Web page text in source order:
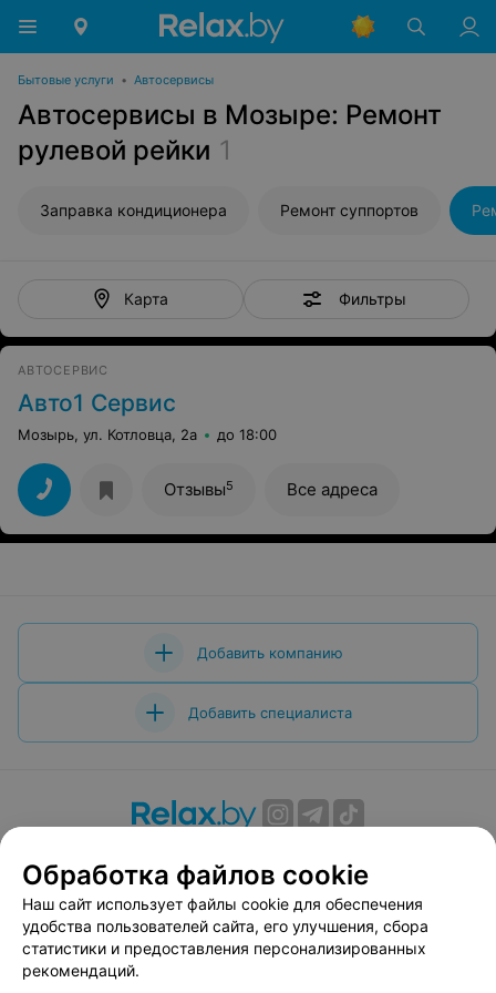
Бытовые услуги • Автосервисы
Автосервисы в Мозыре: Ремонт
рулевой рейки 1
Заправка кондиционера Ремонт суппортов
Карта Фильтры
АВТОСЕРВИС
Авто1 Сервис
Мозырь, ул. Котловца, 2а до 18:00
Отзывы5 Все адреса
Добавить компанию
Добавить специалиста
Вакансии
Публичный договор
Способы оплаты
Публичный договор по использованию сервиса
«Афиша»
Пользовательское соглашение
Обработка файлов cookie
Наш сайт использует файлы cookie для обеспечения
удобства пользователей сайта, его улучшения, сбора
статистики и предоставления персонализированных
рекомендаций.